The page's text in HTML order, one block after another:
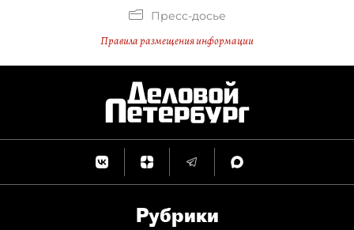
Пресс-досье
Правила размещения информации
Рубрики